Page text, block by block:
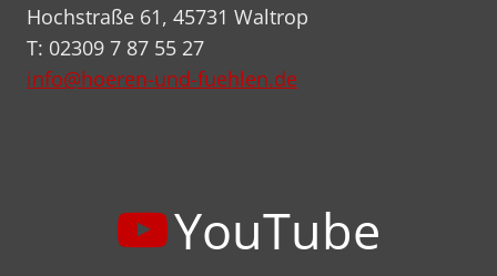
Hochstraße 61, 45731 Waltrop
T: 02309 7 87 55 27
info@hoeren-und-fuehlen.de
YouTube